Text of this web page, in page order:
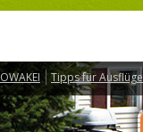
Tipps für Ausflüge